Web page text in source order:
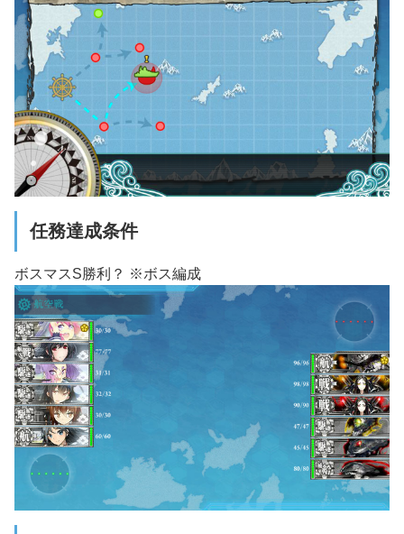
任務達成条件
ボスマスS勝利？ ※ボス編成